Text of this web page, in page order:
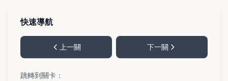
快速導航
上一關 下一關
跳轉到關卡：